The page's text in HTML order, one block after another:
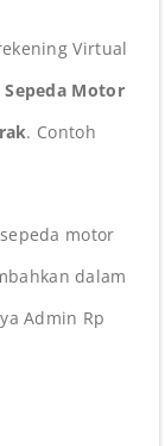
Virtual
Sepeda Motor
. Contoh
motor
dalam
Admin Rp